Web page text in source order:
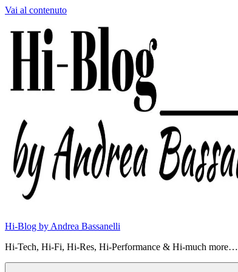
Vai al contenuto
Hi-Blog by Andrea Bassanelli
Hi-Tech, Hi-Fi, Hi-Res, Hi-Performance & Hi-much more…